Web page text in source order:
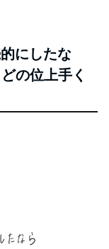
にしたな
の位上手く